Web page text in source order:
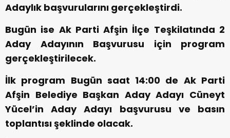
Adaylık başvurularını gerçekleştirdi.
Bugün ise Ak Parti Afşin İlçe Teşkilatında 2
Aday Adayının Başvurusu için program
gerçekleştirilecek.
İlk program Bugün saat 14:00 de Ak Parti
Afşin Belediye Başkan Aday Adayı Cüneyt
Yücel’in Aday Adayı başvurusu ve basın
toplantısı şeklinde olacak.